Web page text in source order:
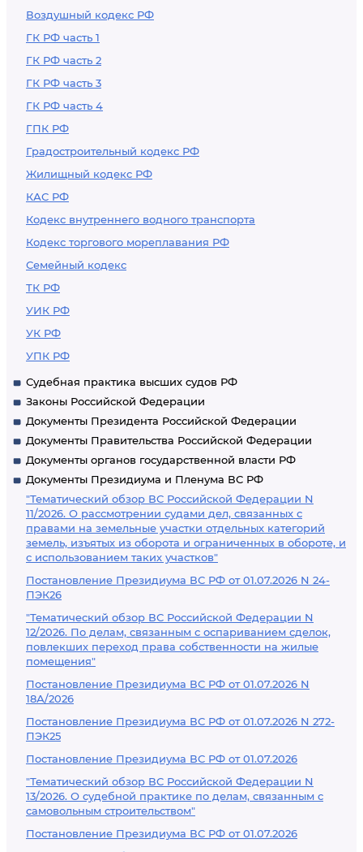
Воздушный кодекс РФ
ГК РФ часть 1
ГК РФ часть 2
ГК РФ часть 3
ГК РФ часть 4
ГПК РФ
Градостроительный кодекс РФ
Жилищный кодекс РФ
КАС РФ
Кодекс внутреннего водного транспорта
Кодекс торгового мореплавания РФ
Семейный кодекс
ТК РФ
УИК РФ
УК РФ
УПК РФ
Судебная практика высших судов РФ
Законы Российской Федерации
Документы Президента Российской Федерации
Документы Правительства Российской Федерации
Документы органов государственной власти РФ
Документы Президиума и Пленума ВС РФ
"Тематический обзор ВС Российской Федерации N
11/2026. О рассмотрении судами дел, связанных с
правами на земельные участки отдельных категорий
земель, изъятых из оборота и ограниченных в обороте, и
с использованием таких участков"
Постановление Президиума ВС РФ от 01.07.2026 N 24-
ПЭК26
"Тематический обзор ВС Российской Федерации N
12/2026. По делам, связанным с оспариванием сделок,
повлекших переход права собственности на жилые
помещения"
Постановление Президиума ВС РФ от 01.07.2026 N
18А/2026
Постановление Президиума ВС РФ от 01.07.2026 N 272-
ПЭК25
Постановление Президиума ВС РФ от 01.07.2026
"Тематический обзор ВС Российской Федерации N
13/2026. О судебной практике по делам, связанным с
самовольным строительством"
Постановление Президиума ВС РФ от 01.07.2026